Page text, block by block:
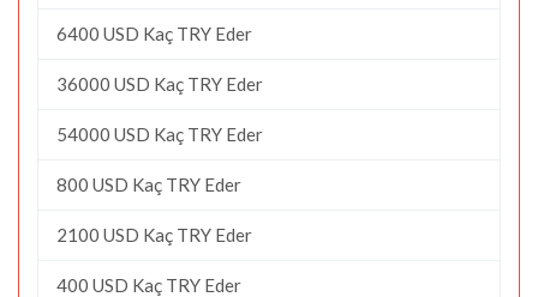
6400 USD Kaç TRY Eder
36000 USD Kaç TRY Eder
54000 USD Kaç TRY Eder
800 USD Kaç TRY Eder
2100 USD Kaç TRY Eder
400 USD Kaç TRY Eder